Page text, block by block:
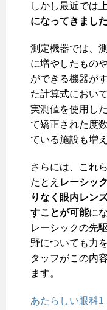
しかし最近では
になってきました
測定機器では、
に増やしたもの
ができる機器が
た計算式におい
実測値を使用し
て矯正された度
ている施設も増
さらには、これ
たとえ レーシッ
りなく眼内レン
すことが可能に
レーシックの先
野についても力
タッフがこの内
ます。
あたらしい眼科1